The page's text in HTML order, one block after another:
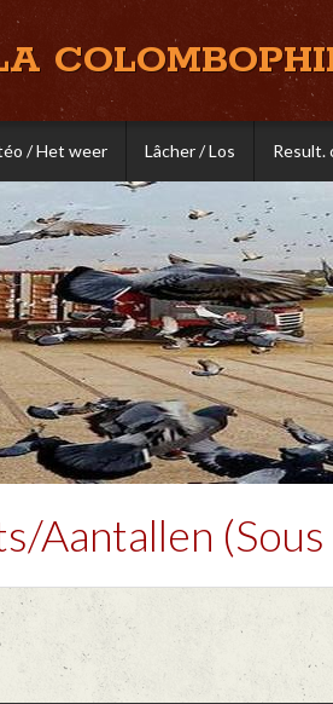
/ Het weer Lâcher / Los Result.
Aantallen